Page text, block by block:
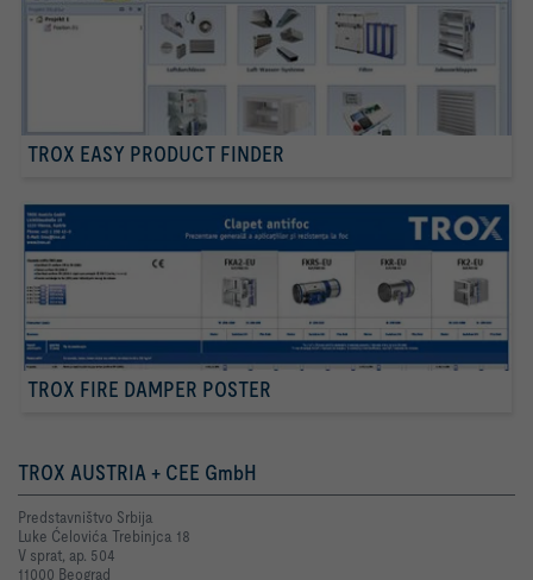
TROX EASY PRODUCT FINDER
TROX FIRE DAMPER POSTER
TROX AUSTRIA + CEE GmbH
Predstavništvo Srbija
Luke Ćelovića Trebinjca 18
V sprat, ap. 504
11000 Beograd